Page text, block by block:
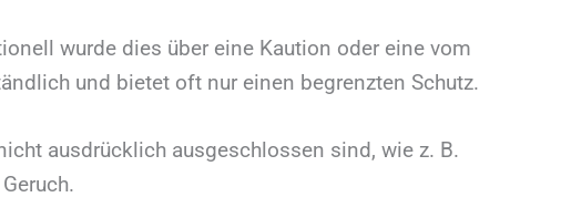
wurde dies über eine Kaution oder eine vom
und bietet oft nur einen begrenzten Schutz.
ausdrücklich ausgeschlossen sind, wie z. B.